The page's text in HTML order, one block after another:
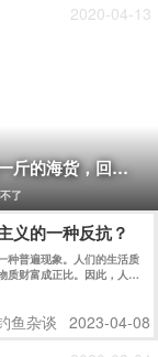
2020-04-13
斤的海货，回家煮
了
义的一种反抗？
种普遍现象。人们的生活质
质财富成正比。因此，人们
先，钓鱼并不
他娱乐活动，钓鱼的成本要
鱼杂谈 2023-04-08